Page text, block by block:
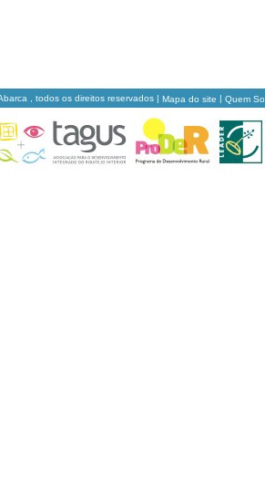
, todos os direitos reservados | Mapa do site | Quem